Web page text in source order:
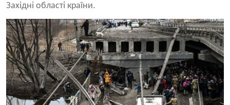
Західні області країни.